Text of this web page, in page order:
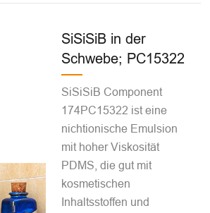
SiSiSiB in der
Schwebe; PC15322
SiSiSiB Component
174PC15322 ist eine
nichtionische Emulsion
mit hoher Viskosität
PDMS, die gut mit
kosmetischen
Inhaltsstoffen und